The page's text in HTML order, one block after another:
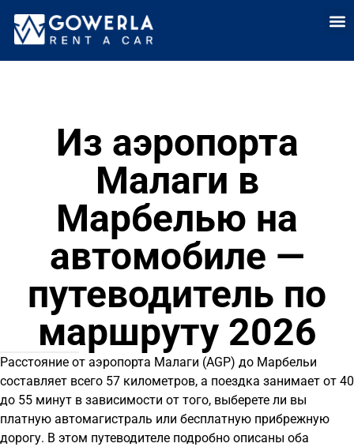
Из аэропорта
Малаги в
Марбелью на
автомобиле —
путеводитель по
маршруту 2026
Расстояние от аэропорта Малаги (AGP) до Марбельи
составляет всего 57 километров, а поездка занимает от 40
до 55 минут в зависимости от того, выберете ли вы
платную автомагистраль или бесплатную прибрежную
дорогу. В этом путеводителе подробно описаны оба